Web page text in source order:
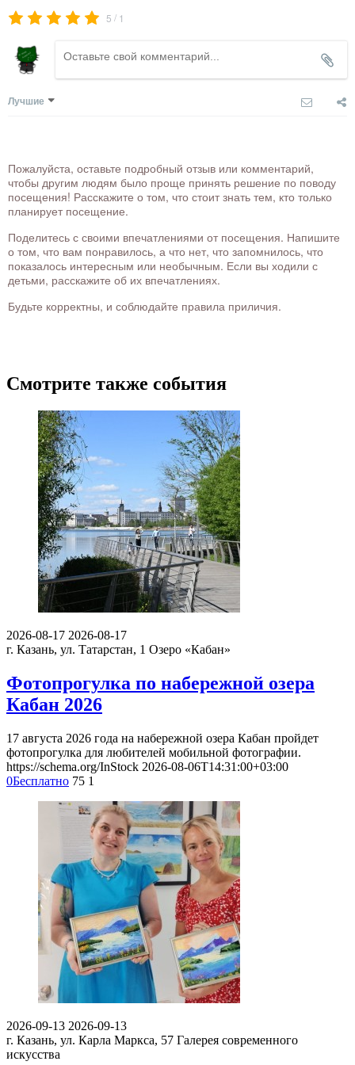
5 / 1
Лучшие
Пожалуйста, оставьте подробный отзыв или комментарий,
чтобы другим людям было проще принять решение по поводу
посещения! Расскажите о том, что стоит знать тем, кто только
планирует посещение.
Поделитесь с своими впечатлениями от посещения. Напишите
о том, что вам понравилось, а что нет, что запомнилось, что
показалось интересным или необычным. Если вы ходили с
детьми, расскажите об их впечатлениях.
Будьте корректны, и соблюдайте правила приличия.
Смотрите также события
2026-08-17 2026-08-17
г. Казань, ул. Татарстан, 1 Озеро «Кабан»
Фотопрогулка по набережной озера
Кабан 2026
17 августа 2026 года на набережной озера Кабан пройдет
фотопрогулка для любителей мобильной фотографии.
https://schema.org/InStock 2026-08-06T14:31:00+03:00
0Бесплатно 75 1
2026-09-13 2026-09-13
г. Казань, ул. Карла Маркса, 57 Галерея современного
искусства